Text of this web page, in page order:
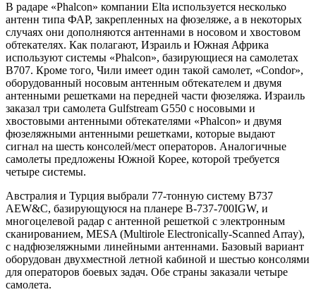
В радаре «Phalcon» компании Elta используется несколько
антенн типа ФАР, закрепленных на фюзеляже, а в некоторых
случаях они дополняются антеннами в носовом и хвостовом
обтекателях. Как полагают, Израиль и Южная Африка
используют системы «Phalcon», базирующиеся на самолетах
В707. Кроме того, Чили имеет один такой самолет, «Condor»,
оборудованный носовым антенным обтекателем и двумя
антенными решетками на передней части фюзеляжа. Израиль
заказал три самолета Gulfstream G550 с носовыми и
хвостовыми антенными обтекателями «Phalcon» и двумя
фюзеляжными антенными решетками, которые выдают
сигнал на шесть консолей/мест операторов. Аналогичные
самолеты предложены Южной Корее, которой требуется
четыре системы.
Австралия и Турция выбрали 77-тонную систему В737
AEW&C, базирующуюся на планере B-737-700IGW, и
многоцелевой радар с антенной решеткой с электронным
сканированием, MESA (Multirole Electronically-Scanned Array),
с надфюзеляжными линейными антеннами. Базовый вариант
оборудован двухместной летной кабиной и шестью консолями
для операторов боевых задач. Обе страны заказали четыре
самолета.